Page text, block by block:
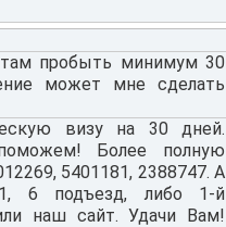
пробыть минимум 30
может мне сделать
визу на 30 дней.
Более полную
5401181, 2388747. А
6 подъезд, либо 1-й
наш сайт. Удачи Вам!